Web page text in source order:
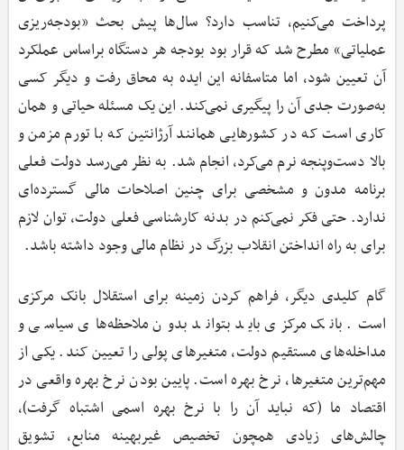
پرداخت می‌کنیم، تناسب دارد؟ سال‌ها پیش بحث «بودجه‌ریزی
عملیاتی» مطرح شد که قرار بود بودجه هر دستگاه براساس عملکرد
آن تعیین شود، اما متاسفانه این ایده به محاق رفت و دیگر کسی
به‌صورت جدی آن را پیگیری نمی‌کند. این یک مسئله حیاتی و همان
کاری است که در کشورهایی همانند آرژانتین که با تورم مزمن و
بالا دست‌وپنجه نرم می‌کرد، انجام شد. به نظر می‌رسد دولت فعلی
برنامه مدون و مشخصی برای چنین اصلاحات مالی گسترده‌ای
ندارد. حتی فکر نمی‌کنم در بدنه کارشناسی فعلی دولت، توان لازم
برای به راه انداختن انقلاب بزرگ در نظام مالی وجود داشته باشد.
گام کلیدی دیگر، فراهم کردن زمینه برای استقلال بانک مرکزی
است. بانک مرکزی باید بتواند بدون ملاحظه‌های سیاسی و
مداخله‌های مستقیم دولت، متغیرهای پولی را تعیین کند. یکی از
مهم‌ترین متغیرها، نرخ بهره است. پایین بودن نرخ بهره واقعی در
اقتصاد ما (که نباید آن را با نرخ بهره اسمی اشتباه گرفت)،
چالش‌های زیادی همچون تخصیص غیربهینه منابع، تشویق